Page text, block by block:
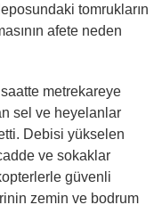
tomrukların
afete neden
saatte metrekareye
sel ve heyelanlar
Debisi yükselen
ve sokaklar
güvenli
zemin ve bodrum